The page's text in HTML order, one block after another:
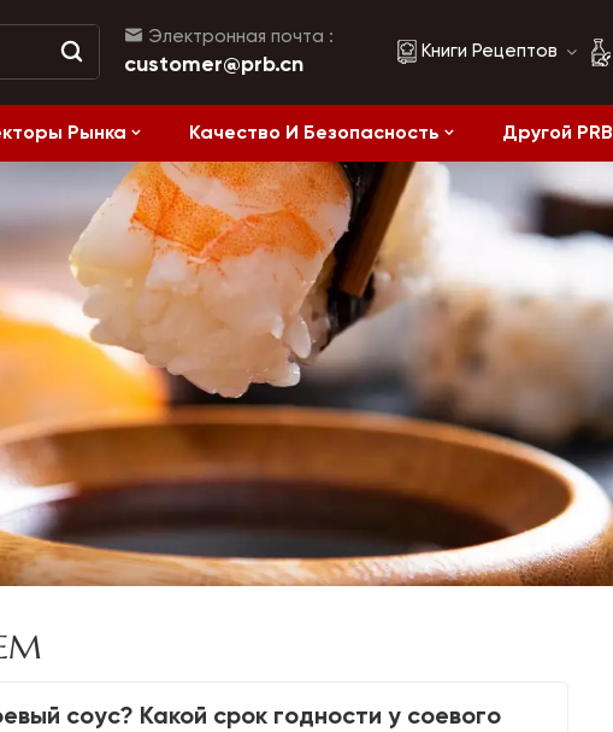
Электронная почта :
customer@prb.cn Книги Рецептов
Рецепты
Здоровое питание
Рынка Качество И Безопасность Другой PRB
соус? Какой срок годности у соевого